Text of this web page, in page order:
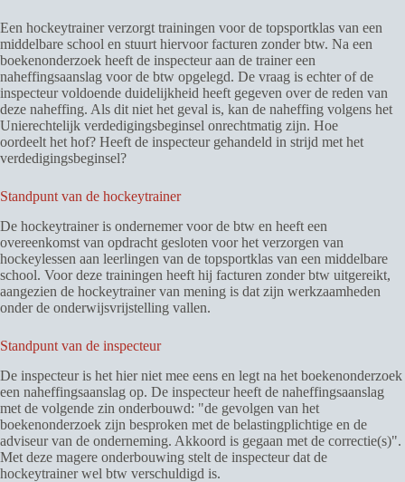
Een hockeytrainer verzorgt trainingen voor de topsportklas van een
middelbare school en stuurt hiervoor facturen zonder btw. Na een
boekenonderzoek heeft de inspecteur aan de trainer een
naheffingsaanslag voor de btw opgelegd. De vraag is echter of de
inspecteur voldoende duidelijkheid heeft gegeven over de reden van
deze naheffing. Als dit niet het geval is, kan de naheffing volgens het
Unierechtelijk verdedigingsbeginsel onrechtmatig zijn. Hoe
oordeelt het hof? Heeft de inspecteur gehandeld in strijd met het
verdedigingsbeginsel?
Standpunt van de hockeytrainer
De hockeytrainer is ondernemer voor de btw en heeft een
overeenkomst van opdracht gesloten voor het verzorgen van
hockeylessen aan leerlingen van de topsportklas van een middelbare
school. Voor deze trainingen heeft hij facturen zonder btw uitgereikt,
aangezien de hockeytrainer van mening is dat zijn werkzaamheden
onder de onderwijsvrijstelling vallen.
Standpunt van de inspecteur
De inspecteur is het hier niet mee eens en legt na het boekenonderzoek
een naheffingsaanslag op. De inspecteur heeft de naheffingsaanslag
met de volgende zin onderbouwd: "de gevolgen van het
boekenonderzoek zijn besproken met de belastingplichtige en de
adviseur van de onderneming. Akkoord is gegaan met de correctie(s)".
Met deze magere onderbouwing stelt de inspecteur dat de
hockeytrainer wel btw verschuldigd is.